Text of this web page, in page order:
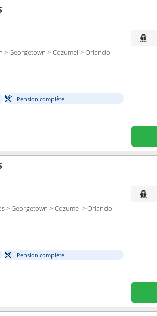
Georgetown > Cozumel > Orlando
Pension complète
> Georgetown > Cozumel > Orlando
Pension complète